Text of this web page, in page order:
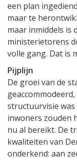
een plan
maar te
maar inmiddels is
ministerietorens
volle gang. Dat is
Pijplijn
De groei van de
structuurvisie was
inwoners zouden
nu al bereikt. De
kwaliteiten van
onderkend: aan